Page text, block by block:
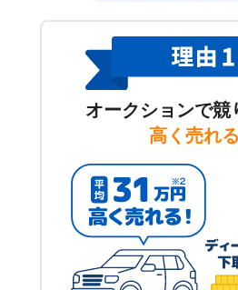
オークションで競
高く売れる